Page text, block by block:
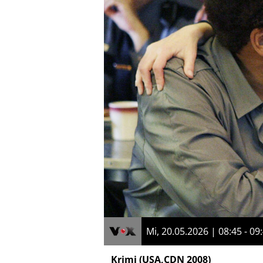
Mi, 20.05.2026 | 08:45 -
Krimi (USA,CDN 2008)